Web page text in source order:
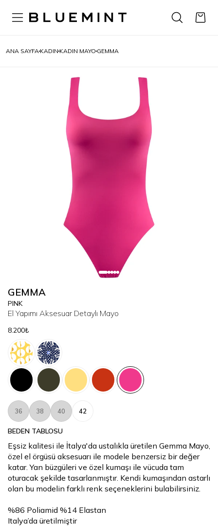
ANA SAYFA KADIN KADIN MAYO GEMMA
GEMMA
PINK
El Yapımı Aksesuar Detaylı Mayo
8.200₺
36 38 40 42
BEDEN TABLOSU
Eşsiz kalitesi ile İtalya'da ustalıkla üretilen Gemma Mayo,
özel el örgüsü aksesuarı ile modele benzersiz bir değer
katar. Yan büzgüleri ve özel kumaşı ile vücuda tam
oturacak şekilde tasarlanmıştır. Kendi kumaşından astarlı
olan bu modelin farklı renk seçeneklerini bulabilirsiniz.
%86 Poliamid %14 Elastan
Italya’da üretilmiştir